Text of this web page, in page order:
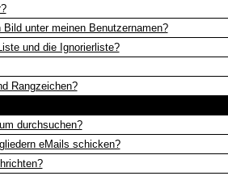
unter meinen Benutzernamen?
und die Ignorierliste?
Rangzeichen?
durchsuchen?
eMails schicken?